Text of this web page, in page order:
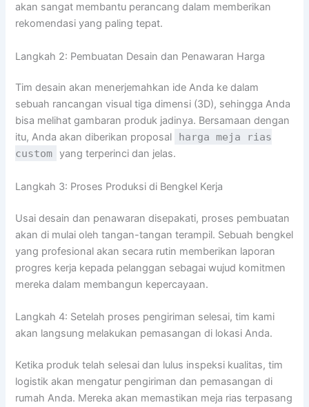
akan sangat membantu perancang dalam memberikan
rekomendasi yang paling tepat.
Langkah 2: Pembuatan Desain dan Penawaran Harga
Tim desain akan menerjemahkan ide Anda ke dalam
sebuah rancangan visual tiga dimensi (3D), sehingga Anda
bisa melihat gambaran produk jadinya. Bersamaan dengan
itu, Anda akan diberikan proposal
harga meja rias
custom yang terperinci dan jelas.
Langkah 3: Proses Produksi di Bengkel Kerja
Usai desain dan penawaran disepakati, proses pembuatan
akan di mulai oleh tangan-tangan terampil. Sebuah bengkel
yang profesional akan secara rutin memberikan laporan
progres kerja kepada pelanggan sebagai wujud komitmen
mereka dalam membangun kepercayaan.
Langkah 4: Setelah proses pengiriman selesai, tim kami
akan langsung melakukan pemasangan di lokasi Anda.
Ketika produk telah selesai dan lulus inspeksi kualitas, tim
logistik akan mengatur pengiriman dan pemasangan di
rumah Anda. Mereka akan memastikan meja rias terpasang